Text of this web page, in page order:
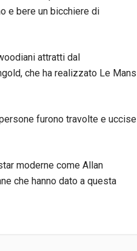
e bere un bicchiere di
attratti dal
che ha realizzato Le Mans
furono travolte e uccise
moderne come Allan
che hanno dato a questa